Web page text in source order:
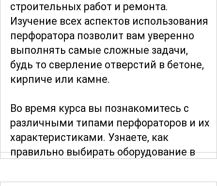
строительных работ и ремонта.
Изучение всех аспектов использования
перфоратора позволит вам уверенно
выполнять самые сложные задачи,
будь то сверление отверстий в бетоне,
кирпиче или камне.
Во время курса вы познакомитесь с
различными типами перфораторов и их
характеристиками. Узнаете, как
правильно выбирать оборудование в
поставленной задачи. Особое внимание